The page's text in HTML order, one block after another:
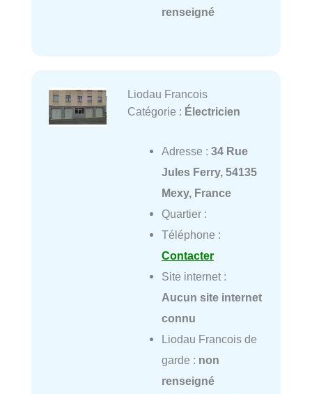
renseigné
Liodau Francois
Catégorie : Électricien
Adresse : 34 Rue
Jules Ferry, 54135
Mexy, France
Quartier :
Téléphone :
Contacter
Site internet :
Aucun site internet
connu
Liodau Francois de
garde : non
renseigné